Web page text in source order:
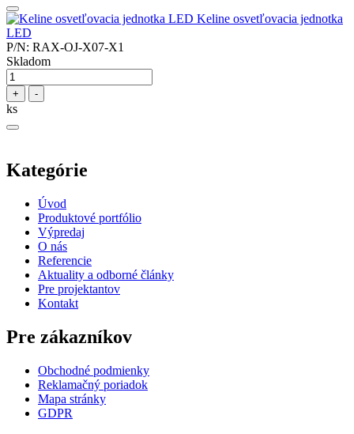
Keline osvetľovacia jednotka
LED
P/N: RAX-OJ-X07-X1
Skladom
+ -
ks
Kategórie
Úvod
Produktové portfólio
Výpredaj
O nás
Referencie
Aktuality a odborné články
Pre projektantov
Kontakt
Pre zákazníkov
Obchodné podmienky
Reklamačný poriadok
Mapa stránky
GDPR